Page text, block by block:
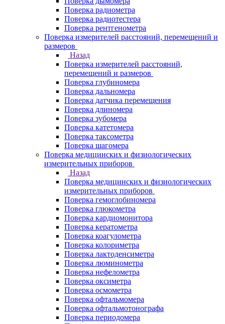
Поверка радиометра
Поверка радиотестера
Поверка рентгенометра
Поверка измерителей расстояний, перемещений и
размеров
Назад
Поверка измерителей расстояний,
перемещений и размеров
Поверка глубиномера
Поверка дальномера
Поверка датчика перемещения
Поверка длиномера
Поверка зубомера
Поверка катетомера
Поверка таксометра
Поверка шагомера
Поверка медицинских и физиологических
измерительных приборов
Назад
Поверка медицинских и физиологических
измерительных приборов
Поверка гемоглобиномера
Поверка глюкометра
Поверка кардиомонитора
Поверка кератометра
Поверка коагулометра
Поверка колориметра
Поверка лактоденсиметра
Поверка люминометра
Поверка нефелометра
Поверка оксиметра
Поверка осмометра
Поверка офтальмомера
Поверка офтальмотонографа
Поверка периодомера